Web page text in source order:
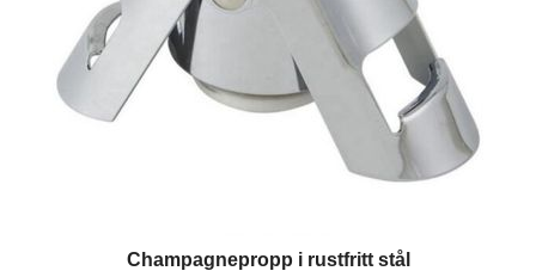
Champagnepropp i rustfritt stål